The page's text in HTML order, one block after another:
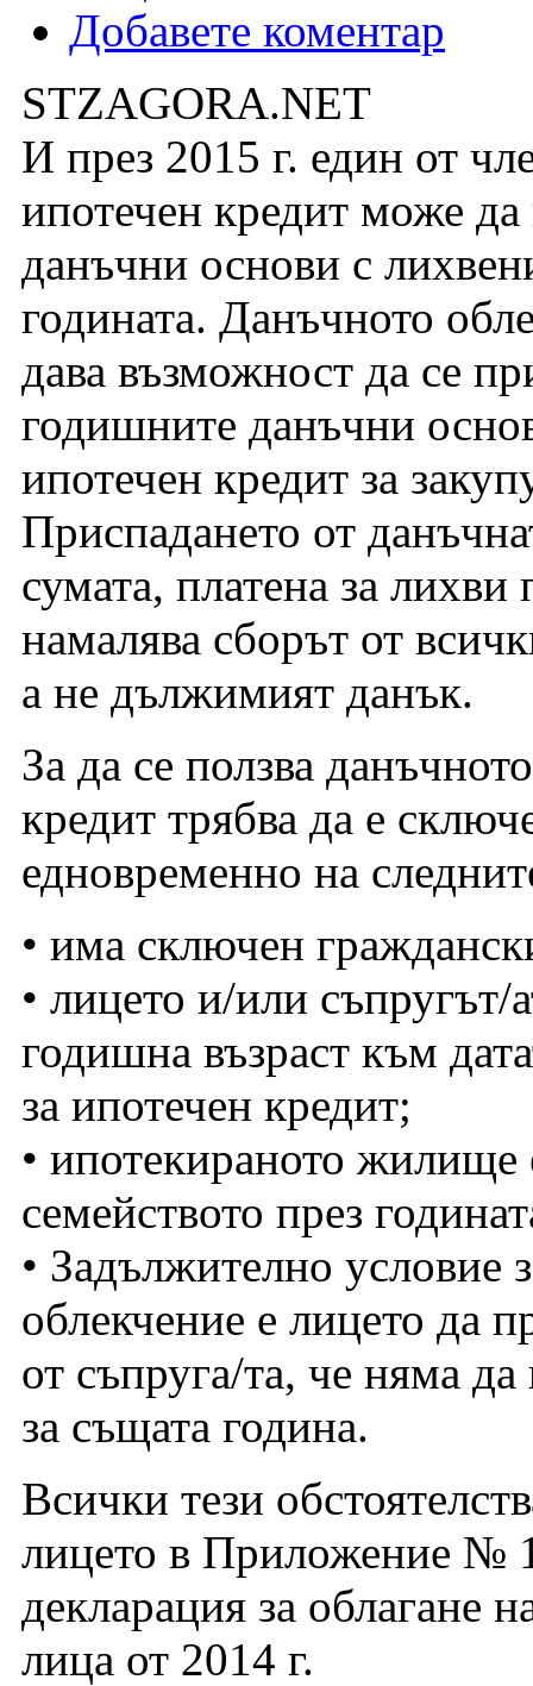
Добавете коментар
STZAGORA.NET
И през 2015 г. един от
ипотечен кредит може
данъчни основи с
годината. Данъчното
дава възможност да се
годишните данъчни
ипотечен кредит за
Приспадането от
сумата, платена за лихви
намалява сборът от
а не дължимият данък.
За да се ползва
кредит трябва да е
едновременно на
• има сключен
• лицето и/или
годишна възраст към
за ипотечен кредит;
• ипотекираното
семейството през
• Задължително условие
облекчение е лицето да
от съпруга/та, че няма
за същата година.
Всички тези
лицето в Приложение №
декларация за облагане
лица от 2014 г.